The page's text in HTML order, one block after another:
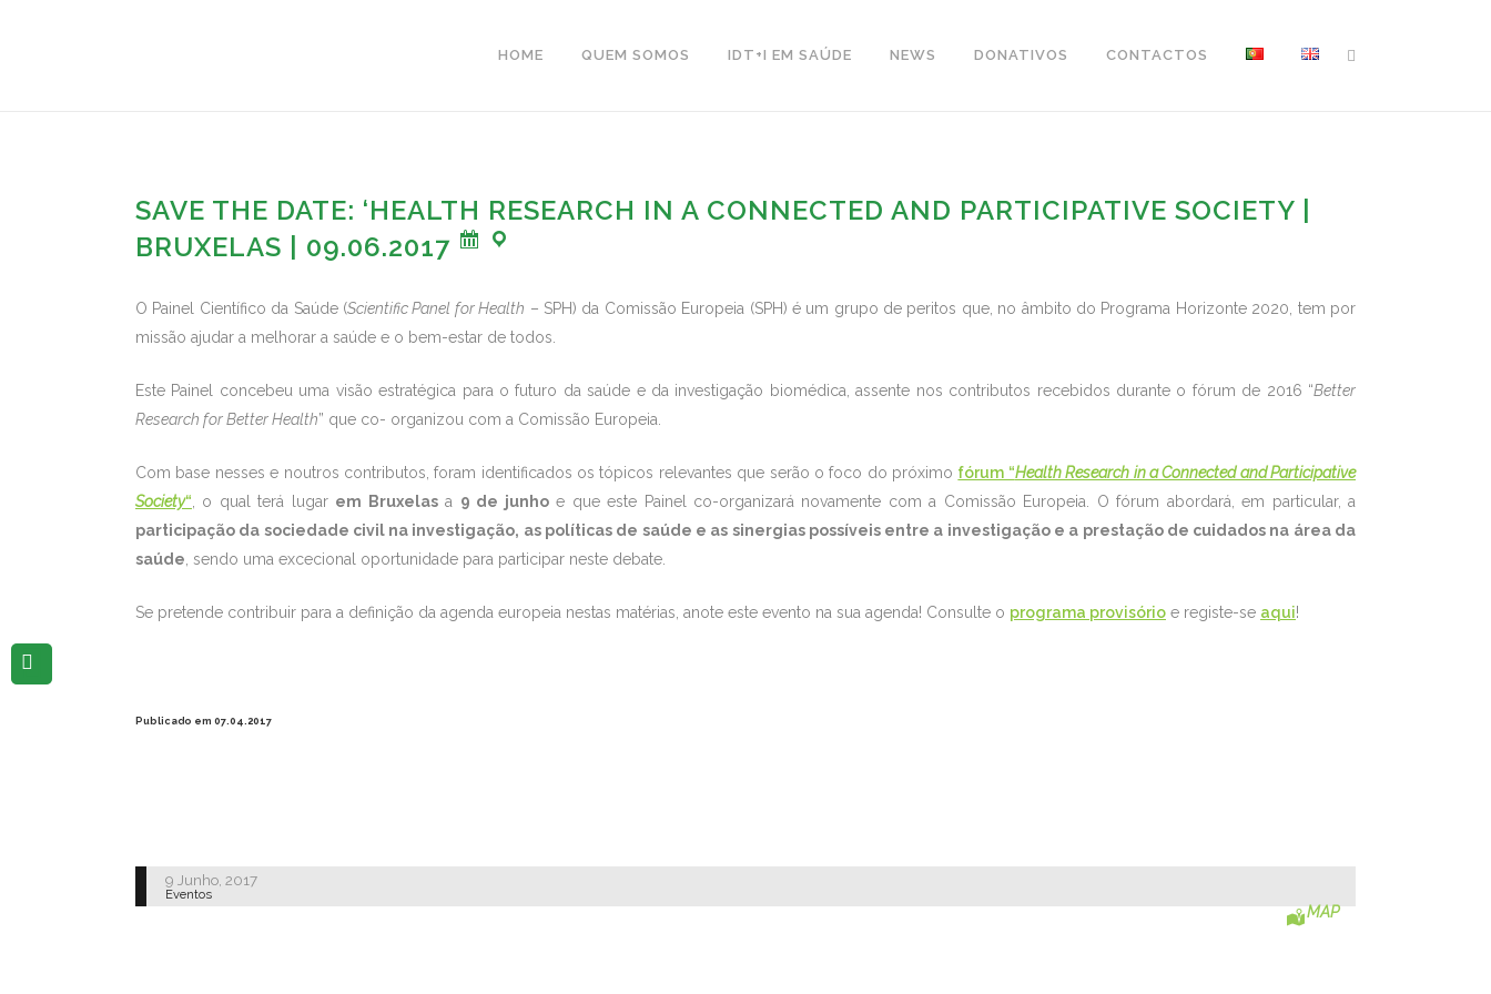
HOME QUEM SOMOS IDT+I EM SAÚDE NEWS DONATIVOS CONTACTOS
SAVE THE DATE: ‘HEALTH RESEARCH IN A CONNECTED AND PARTICIPATIVE SOCIETY |
BRUXELAS | 09.06.2017
O Painel Científico da Saúde (Scientific Panel for Health – SPH) da Comissão Europeia (SPH) é um grupo de peritos que, no âmbito do Programa Horizonte 2020, tem por
missão ajudar a melhorar a saúde e o bem-estar de todos.
Este Painel concebeu uma visão estratégica para o futuro da saúde e da investigação biomédica, assente nos contributos recebidos durante o fórum de 2016 “Better
Research for Better Health” que co- organizou com a Comissão Europeia.
Com base nesses e noutros contributos, foram identificados os tópicos relevantes que serão o foco do próximo fórum “Health Research in a Connected and Participative
Society“ , o qual terá lugar em Bruxelasa 9 de junhoe que este Painel co-organizará novamente com a Comissão Europeia. O fórum abordará, em particular, a
participação da sociedade civil na investigação, as políticas de saúde e as sinergias possíveis entre a investigação e a prestação de cuidados na área da
saúde , sendo uma excecional oportunidade para participar neste debate.
Se pretende contribuir para a definição da agenda europeia nestas matérias, anote este evento na sua agenda! Consulte o programa provisório e registe-se aqui!
Publicado em 07.04.2017
9 Junho, 2017
Eventos
MAP